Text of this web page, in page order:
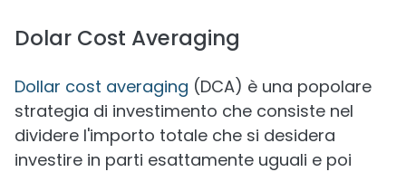
Dolar Cost Averaging
Dollar cost averaging (DCA) è una popolare
strategia di investimento che consiste nel
dividere l'importo totale che si desidera
investire in parti esattamente uguali e poi